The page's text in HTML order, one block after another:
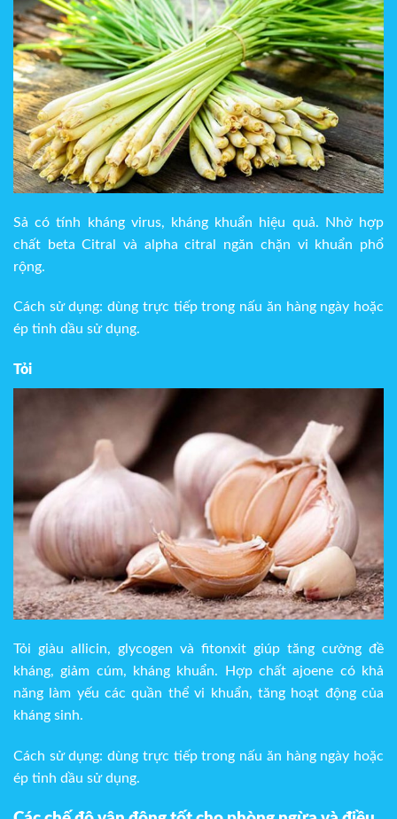
Sả có tính kháng virus, kháng khuẩn hiệu quả. Nhờ hợp
chất beta Citral và alpha citral ngăn chặn vi khuẩn phổ
rộng.
Cách sử dụng: dùng trực tiếp trong nấu ăn hàng ngày hoặc
ép tinh dầu sử dụng.
Tỏi
Tỏi giàu allicin, glycogen và fitonxit giúp tăng cường đề
kháng, giảm cúm, kháng khuẩn. Hợp chất ajoene có khả
năng làm yếu các quần thể vi khuẩn, tăng hoạt động của
kháng sinh.
Cách sử dụng: dùng trực tiếp trong nấu ăn hàng ngày hoặc
ép tinh dầu sử dụng.